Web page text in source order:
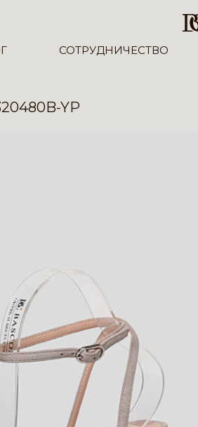
СОТРУДНИЧЕСТВО
YP